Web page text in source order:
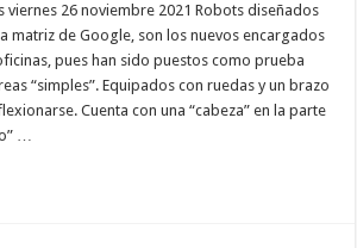
viernes 26 noviembre 2021 Robots diseñados
matriz de Google, son los nuevos encargados
pues han sido puestos como prueba
“simples”. Equipados con ruedas y un brazo
Cuenta con una “cabeza” en la parte
…